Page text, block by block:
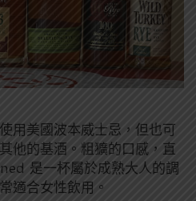
用美國波本威士忌，但也可
他的基酒。粗獷的口感，直
是一杯屬於成熟大人的調
適合女性飲用。